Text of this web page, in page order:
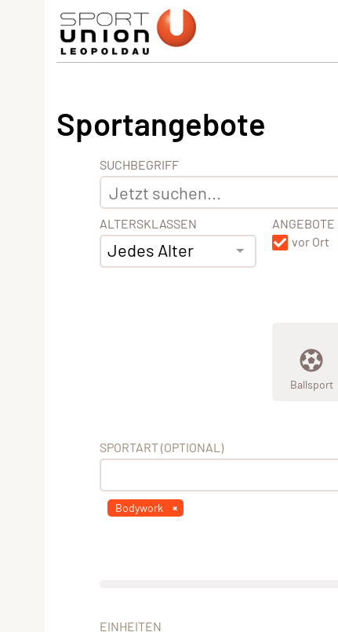
Sportangebote
SUCHBEGRIFF
ALTERSKLASSEN
Jedes Alter
ANGEBOTE
vor Ort
Ballsport
SPORTART (OPTIONAL)
Bodywork
EINHEITEN